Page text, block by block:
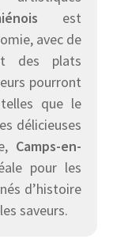
est
avec de
des plats
pourront
que le
délicieuses
Camps-en-
pour les
d’histoire
saveurs.